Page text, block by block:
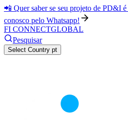
📲 Quer saber se seu projeto de PD&I
conosco pelo Whatsapp!
FI CONNECTGLOBAL
Pesquisar
Select Country pt